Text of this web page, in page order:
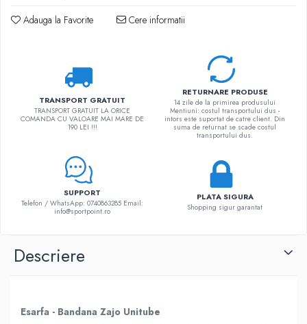
Adauga la Favorite Cere informatii
TRANSPORT GRATUIT
TRANSPORT GRATUIT LA ORICE
COMANDA CU VALOARE MAI MARE DE
190 LEI !!!
RETURNARE PRODUSE
14 zile de la primirea produsului
Mentiuni: costul transportului dus -
intors este suportat de catre client. Din
suma de returnat se scade costul
transportului dus.
SUPPORT
Telefon / WhatsApp: 0740863285 Email:
info@sportpoint.ro
PLATA SIGURA
Shopping sigur garantat
Descriere
Esarfa - Bandana Zajo Unitube